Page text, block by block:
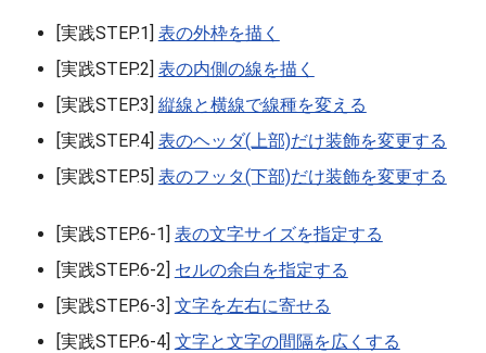
[実践STEP.1] 表の外枠を描く
[実践STEP.2] 表の内側の線を描く
[実践STEP.3] 縦線と横線で線種を変える
[実践STEP.4] 表のヘッダ(上部)だけ装飾を変更する
[実践STEP.5] 表のフッタ(下部)だけ装飾を変更する
[実践STEP.6-1] 表の文字サイズを指定する
[実践STEP.6-2] セルの余白を指定する
[実践STEP.6-3] 文字を左右に寄せる
[実践STEP.6-4] 文字と文字の間隔を広くする